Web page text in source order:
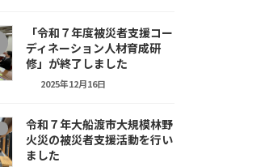
「令和７年度被災者支援コー
ディネーション人材育成研
修」が終了しました
2025年12月16日
令和７年大船渡市大規模林野
火災の被災者支援活動を行い
ました